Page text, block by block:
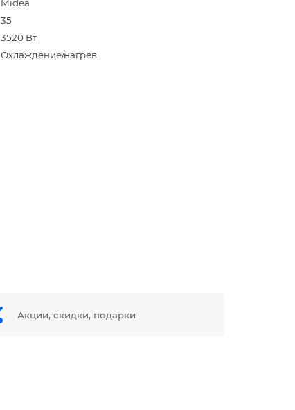
Midea
35
3520 Вт
Охлаждение/нагрев
Акции, скидки, подарки